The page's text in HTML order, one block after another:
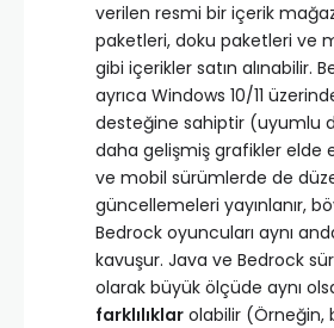
verilen resmi bir içerik
paketleri, doku paketleri ve
gibi içerikler satın alınabilir.
ayrıca Windows 10/11
desteğine sahiptir (uyumlu
daha gelişmiş grafikler elde
ve mobil sürümlerde de
güncellemeleri yayınlanır,
Bedrock oyuncuları aynı
kavuşur. Java ve Bedrock
olarak büyük ölçüde aynı
farklılıklar olabilir (Örneğin,